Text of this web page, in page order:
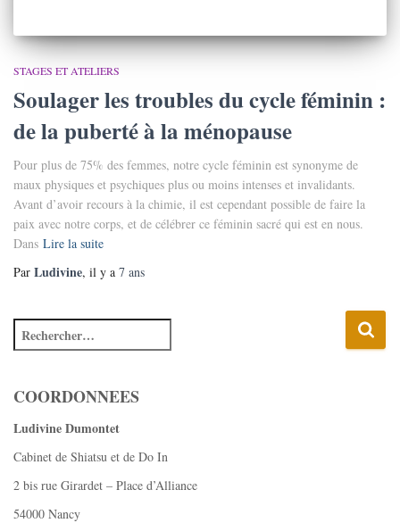
STAGES ET ATELIERS
Soulager les troubles du cycle féminin :
de la puberté à la ménopause
Pour plus de 75% des femmes, notre cycle féminin est synonyme de
maux physiques et psychiques plus ou moins intenses et invalidants.
Avant d’avoir recours à la chimie, il est cependant possible de faire la
paix avec notre corps, et de célébrer ce féminin sacré qui est en nous.
Dans Lire la suite
Par Ludivine, il y a 7 ans
COORDONNEES
Ludivine Dumontet
Cabinet de Shiatsu et de Do In
2 bis rue Girardet – Place d’Alliance
54000 Nancy